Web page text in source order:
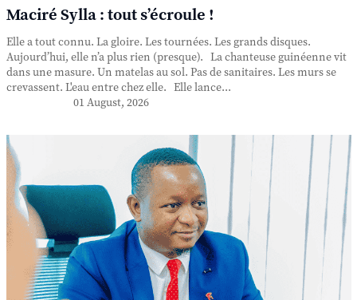
Maciré Sylla : tout s’écroule !
Elle a tout connu. La gloire. Les tournées. Les grands disques.
Aujourd’hui, elle n’a plus rien (presque). La chanteuse guinéenne vit
dans une masure. Un matelas au sol. Pas de sanitaires. Les murs se
crevassent. L'eau entre chez elle. Elle lance...
01 August, 2026